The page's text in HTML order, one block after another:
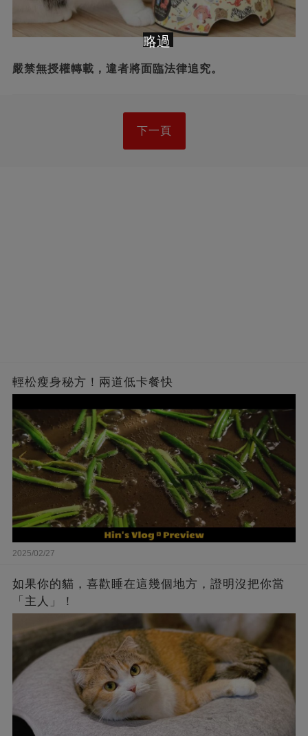
嚴禁無授權轉載，違者將面臨法律追究。
下一頁
輕松瘦身秘方！兩道低卡餐快
2025/02/27
如果你的貓，喜歡睡在這幾個地方，證明沒把你當
「主人」！
略過